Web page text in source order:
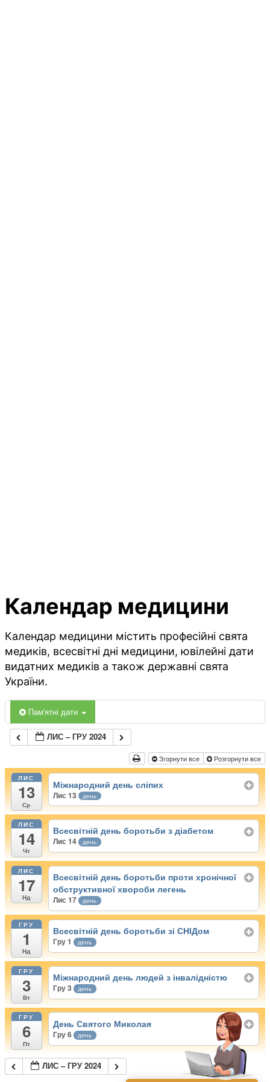
Календар медицини
Календар медицини містить професійні свята
медиків, всесвітні дні медицини, ювілейні дати
видатних медиків а також державні свята
України.
Пам'ятні дати
ЛИС – ГРУ 2024
Згорнути все Розгорнути все
ЛИС
13
Ср
Міжнародний день сліпих
Лис 13 день
ЛИС
14
Чт
Всесвітній день боротьби з діабетом
Лис 14 день
ЛИС
17
Нд
Всесвітній день боротьби проти хронічної
обструктивної хвороби легень
Лис 17 день
ГРУ
1
Нд
Всесвітній день боротьби зі СНІДом
Гру 1 день
ГРУ
3
Вт
Міжнародний день людей з інвалідністю
Гру 3 день
ГРУ
6
Пт
День Святого Миколая
Гру 6 день
ЛИС – ГРУ 2024